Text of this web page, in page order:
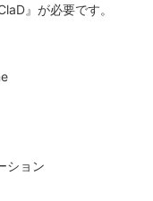
』が必要です。
ション